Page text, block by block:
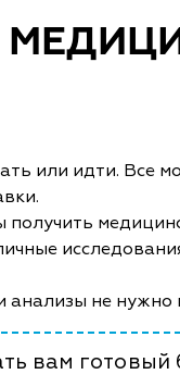
или идти. Все
анализы не
вам готовый